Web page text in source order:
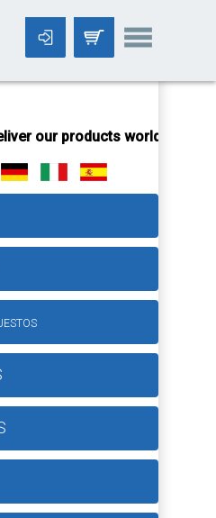
products worldwide!All orders